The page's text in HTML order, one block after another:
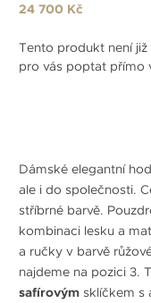
24 700 Kč
Tento produkt není
pro vás poptat přímo
Dámské elegantní
ale i do společnosti.
stříbrné barvě.
kombinaci lesku a
a ručky v barvě
najdeme na pozici 3.
safírovým sklíčkem s